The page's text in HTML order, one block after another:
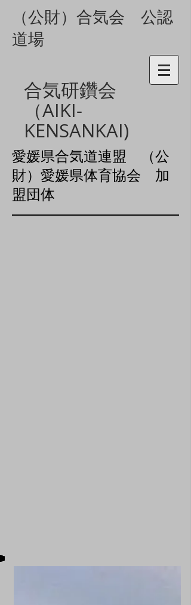
（公財）合気会 公認
道場
合気研鑽会
（AIKI-
KENSANKAI)
愛媛県合気道連盟 （公
財） 愛媛県体育協会 加
盟団体